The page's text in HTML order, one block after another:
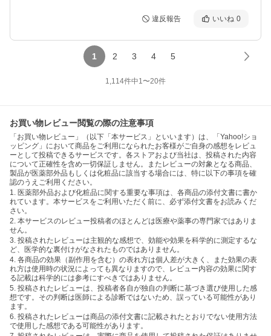
違反報告 いいね 0
1 2 3 4 5
1,114件中1〜20件
お買い物レビュー閲覧の際の注意事項
「お買い物レビュー」（以下「本サービス」といいます）は、「Yahoo!ショ
ッピング」において商品をご利用になられたお客様がご自身の感想をレビュ
ーとして投稿できるサービスです。各ストアおよび当社は、投稿された内容
について正確性を含め一切保証しません。またレビューの対象となる商品、
製品が医薬部外品もしくは化粧品に該当する場合には、特に以下の事項を確
認のうえご利用ください。
1. 医薬部外品および化粧品に関する重要な事項は、各商品の添付文書に書か
れています。本サービスをご利用いただく前に、必ず添付文書をお読みくだ
さい。
2. 本サービスのレビュー投稿者のほとんどは医療や薬事の専門家ではありま
せん。
3. 投稿されたレビューは主観的な感想で、効能や効果を科学的に測定するな
ど、医学的な裏付けがなされたものではありません。
4. 各商品の効果（副作用を含む）の表れ方は個人差が大きく、また効果の表
れ方は使用時の状況によっても異なりますので、レビュー内容の効果に関す
る記載は科学的には参考にすべきではありません。
5. 投稿されたレビューは、投稿者各自が独自の判断に基づき選び使用した感
想です。その判断は医師による診断ではないため、誤っている可能性があり
ます。
6. 投稿されたレビューは商品の添付文書に記載されたとおりでない使用方法
で使用した感想である可能性があります。